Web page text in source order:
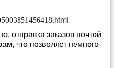
.html
отправка заказов почтой
что позволяет немного